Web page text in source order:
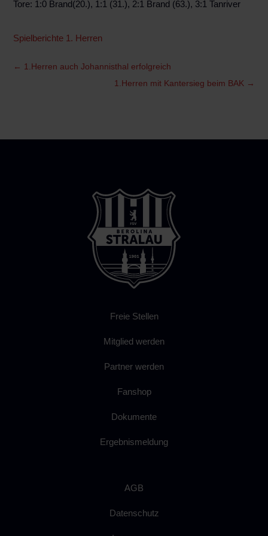
Tore: 1:0 Brand(20.), 1:1 (31.), 2:1 Brand (63.), 3:1 Tanriver
Spielberichte 1. Herren
← 1.Herren auch Johannisthal erfolgreich
1.Herren mit Kantersieg beim BAK →
Freie Stellen
Mitglied werden
Partner werden
Fanshop
Dokumente
Ergebnismeldung
AGB
Datenschutz